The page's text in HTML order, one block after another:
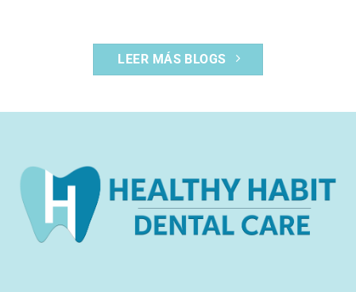
LEER MÁS BLOGS